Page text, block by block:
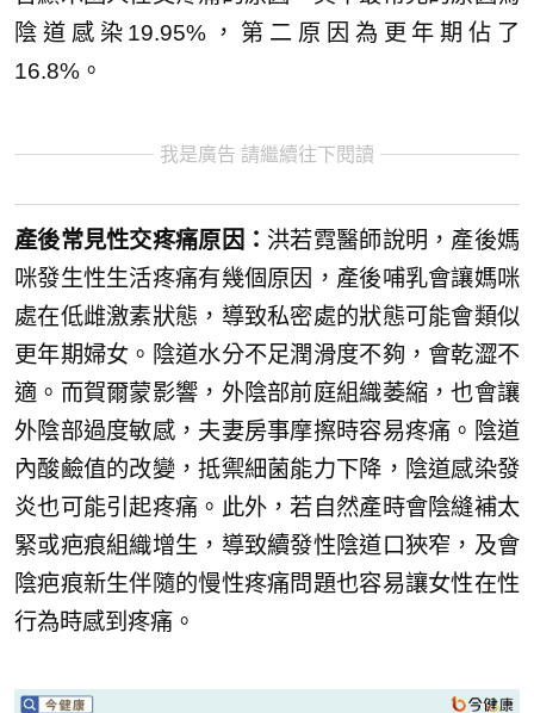
陰道感染19.95%，第二原因為更年期佔了
16.8%。
我是廣告 請繼續往下閱讀
產後常見性交疼痛原因： 洪若霓醫師說明，產後媽
咪發生性生活疼痛有幾個原因，產後哺乳會讓媽咪
處在低雌激素狀態，導致私密處的狀態可能會類似
更年期婦女。陰道水分不足潤滑度不夠，會乾澀不
適。而賀爾蒙影響，外陰部前庭組織萎縮，也會讓
外陰部過度敏感，夫妻房事摩擦時容易疼痛。陰道
內酸鹼值的改變，抵禦細菌能力下降，陰道感染發
炎也可能引起疼痛。此外，若自然產時會陰縫補太
緊或疤痕組織增生，導致續發性陰道口狹窄，及會
陰疤痕新生伴隨的慢性疼痛問題也容易讓女性在性
行為時感到疼痛。